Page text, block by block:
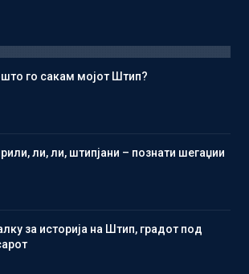
го сакам мојот Штип?
ли, ли, штипјани – познати шегаџии
за историја на Штип, градот под